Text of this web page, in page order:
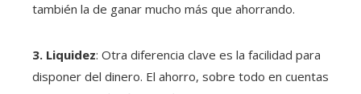
también la de ganar mucho más que ahorrando.
3. Liquidez: Otra diferencia clave es la facilidad para
disponer del dinero. El ahorro, sobre todo en cuentas